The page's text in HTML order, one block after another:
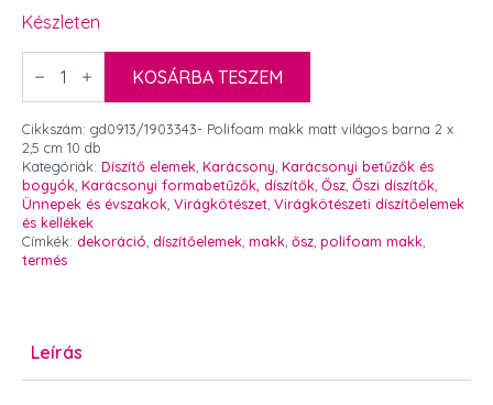
Készleten
Polifoam
makk
barna
2
x
2,5
cm
10
db
mennyiség
KOSÁRBA TESZEM
Cikkszám: gd0913/1903343- Polifoam makk matt világos barna 2 x
2,5 cm 10 db
Kategóriák: Díszítő elemek, Karácsony, Karácsonyi betűzők és
bogyók, Karácsonyi formabetűzők, díszítők, Ősz, Őszi díszítők,
Ünnepek és évszakok, Virágkötészet, Virágkötészeti díszítőelemek
és kellékek
Címkék: dekoráció, díszítőelemek, makk, ősz, polifoam makk,
termés
Leírás